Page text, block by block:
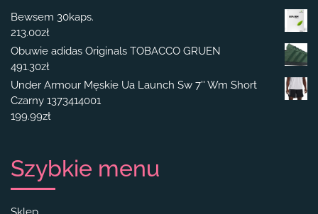
Bewsem 30kaps.
213.00zł
Obuwie adidas Originals TOBACCO GRUEN
491.30zł
Under Armour Męskie Ua Launch Sw 7'' Wm Short
Czarny 1373414001
199.99zł
Szybkie menu